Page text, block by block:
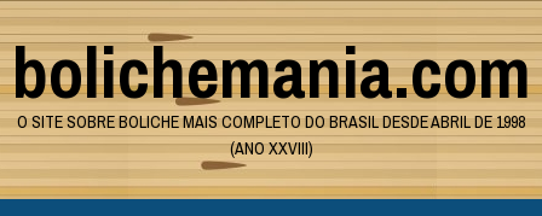
Skip
to
content
bolichemania.com
O SITE SOBRE BOLICHE MAIS COMPLETO DO BRASIL DESDE ABRIL DE 1998
(ANO XXVIII)